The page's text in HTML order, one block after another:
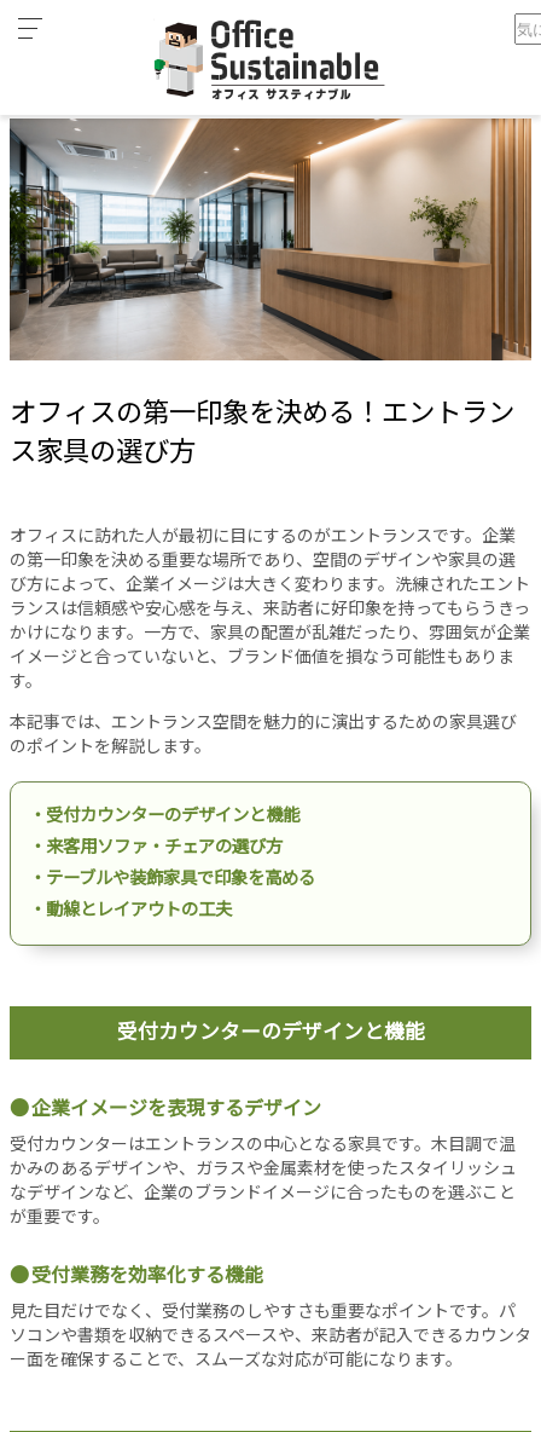
ゴ
リ
オ
フ
ィ
ス
家
具
テ
ワ
ー
ク
間
設
備
オ
フ
ィ
工
事
リ
ノ
ベ
ー
シ
ョ
ン
ー
ー
ョ
ン
オ
フ
ィ
消
防
設
備
オフィスの第一印象を決める！エントランス家具の選び方
オフィスの第一印象を決める！エントラン
ス家具の選び方
オフィスに訪れた人が最初に目にするのがエントランスです。企業
の第一印象を決める重要な場所であり、空間のデザインや家具の選
び方によって、企業イメージは大きく変わります。洗練されたエント
ランスは信頼感や安心感を与え、来訪者に好印象を持ってもらうきっ
かけになります。一方で、家具の配置が乱雑だったり、雰囲気が企業
イメージと合っていないと、ブランド価値を損なう可能性もありま
す。
本記事では、エントランス空間を魅力的に演出するための家具選び
のポイントを解説します。
・受付カウンターのデザインと機能
・来客用ソファ・チェアの選び方
・テーブルや装飾家具で印象を高める
・動線とレイアウトの工夫
受付カウンターのデザインと機能
企業イメージを表現するデザイン
受付カウンターはエントランスの中心となる家具です。木目調で温
かみのあるデザインや、ガラスや金属素材を使ったスタイリッシュ
なデザインなど、企業のブランドイメージに合ったものを選ぶこと
が重要です。
受付業務を効率化する機能
見た目だけでなく、受付業務のしやすさも重要なポイントです。パ
ソコンや書類を収納できるスペースや、来訪者が記入できるカウンタ
ー面を確保することで、スムーズな対応が可能になります。